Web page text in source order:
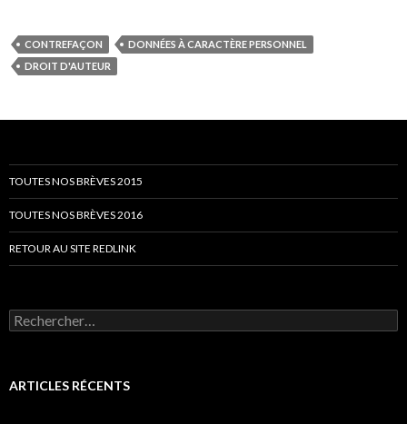
CONTREFAÇON
DONNÉES À CARACTÈRE PERSONNEL
DROIT D'AUTEUR
TOUTES NOS BRÈVES 2015
TOUTES NOS BRÈVES 2016
RETOUR AU SITE REDLINK
Rechercher :
ARTICLES RÉCENTS